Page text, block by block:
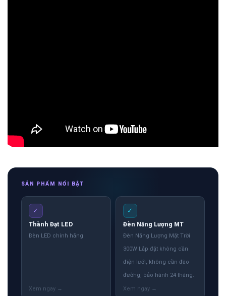
SẢN PHẨM NỔI BẬT
✓
Thành Đạt LED
Đèn LED chính hãng
✓
Đèn Năng Lượng MT
Đèn Năng Lượng Mặt Trời
300W Lắp đặt không cần
điện lưới, không cần đào
đường, bảo hành 24 tháng.